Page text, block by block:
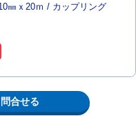
㎜ｘ20ｍ / カップリング
合せる